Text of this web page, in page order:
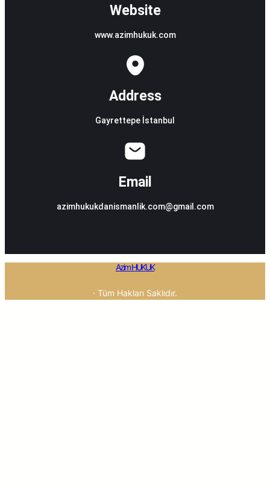
Website
www.azimhukuk.com
Address
Gayrettepe İstanbul
Email
azimhukukdanismanlik.com@gmail.com
Azim HUKUK
· Tüm Hakları Saklıdır.